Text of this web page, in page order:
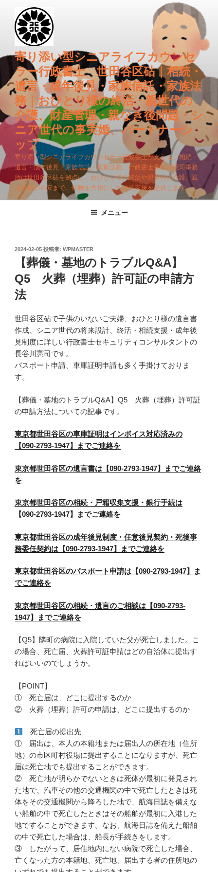
キ
プ
寄り添い型シニアライフカウンセ
ラー行政書士 世田谷区砧｜相続・
遺言・成年後見・家族信託・家族法
務｜おひとり様の終活・親世代の
介護、財産管理・親なき後問題・シ
ニア世代の事実婚、パートナーシ
ップ
寄り添い型シニアライフカウンセラー行政書士が支える、相続・
遺言・成年後見・家族信託・家族法務。行政書士長谷川憲司事務
所は世田谷区砧を拠点に、おひとり様の終活や親世代の介護、親
なき後の不安まで、傾聴を大切にした法的支援を提供します。
メニュー
投
2024-02-05 投稿者: WPMASTER
【葬儀・墓地のトラブルQ&A】
Q5 火葬（埋葬）許可証の申請方
法
世田谷区砧で子供のいないご夫婦、おひとり様の遺言書
作成、シニア世代の将来設計、終活・相続支援・成年後
見制度に詳しい行政書士セキュリティコンサルタントの
長谷川憲司です。
パスポート申請、車庫証明申請も多く手掛けておりま
す。
【葬儀・墓地のトラブルQ&A】Q5 火葬（埋葬）許可証
の申請方法についての記事です。
東京都世田谷区の車庫証明はインボイス対応済みの
【090-2793-1947】までご連絡を
東京都世田谷区の遺言書は【090-2793-1947】までご連絡
を
東京都世田谷区の相続・戸籍収集支援・銀行手続は
【090-2793-1947】までご連絡を
東京都世田谷区の成年後見制度・任意後見契約・死後事
務委任契約は【090-2793-1947】までご連絡を
東京都世田谷区のパスポート申請は【090-2793-1947】ま
でご連絡を
東京都世田谷区の相続・遺言のご相談は【090-2793-
1947】までご連絡を
【Q5】隣町の病院に入院していた父が死亡しました。こ
の場合、死亡届、火葬許可証申請はどの自治体に提出す
ればいいのでしょうか。
【POINT】
① 死亡届は、どこに提出するのか
② 火葬（埋葬）許可の申請は、どこに提出するのか
死亡届の提出先
① 届出は、本人の本籍地または届出人の所在地（住所
地）の市区町村役場に提出することになりますが、死亡
届は死亡地でも提出することができます。
② 死亡地が明らかでないときは死体が最初に発見され
た地で、汽車その他の交通機関の中で死亡したときは死
体をその交通機関から降ろした地で、航海日誌を備えな
い船舶の中で死亡したときはその船舶が最初に入港した
地ですることができます。なお、航海日誌を備えた船舶
の中で死亡した場合は、船長が手続きをします。
③ したがって、居住地内にない病院で死亡した場合、
亡くなった方の本籍地、死亡地、届出する者の住所地の